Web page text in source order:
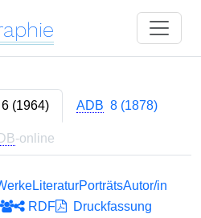
6 (1964) ADB 8 (1878)
-online
LiteraturPorträtsAutor/in
RDF
Druckfassung